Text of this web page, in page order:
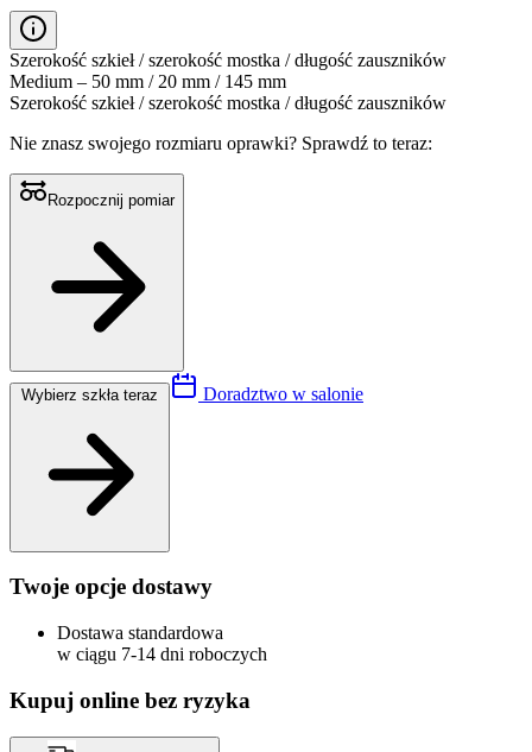
Szerokość szkieł / szerokość mostka / długość zauszników
Medium – 50 mm / 20 mm / 145 mm
Szerokość szkieł / szerokość mostka / długość zauszników
Nie znasz swojego rozmiaru oprawki? Sprawdź to teraz:
Rozpocznij pomiar
Doradztwo w salonie
Twoje opcje dostawy
Dostawa standardowa
w ciągu 7-14 dni roboczych
Kupuj online bez ryzyka